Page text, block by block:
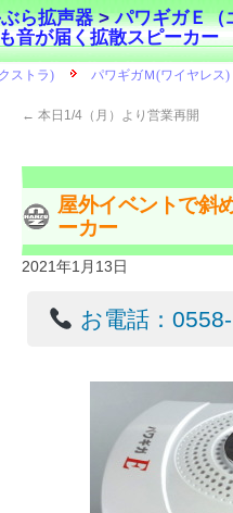
ら拡声器>パワギガＥ（
音が届く拡散スピーカー
← 本日1/4（月）より営業再開
屋外イベントで斜
ーカー
2021年1月13日
お電話：